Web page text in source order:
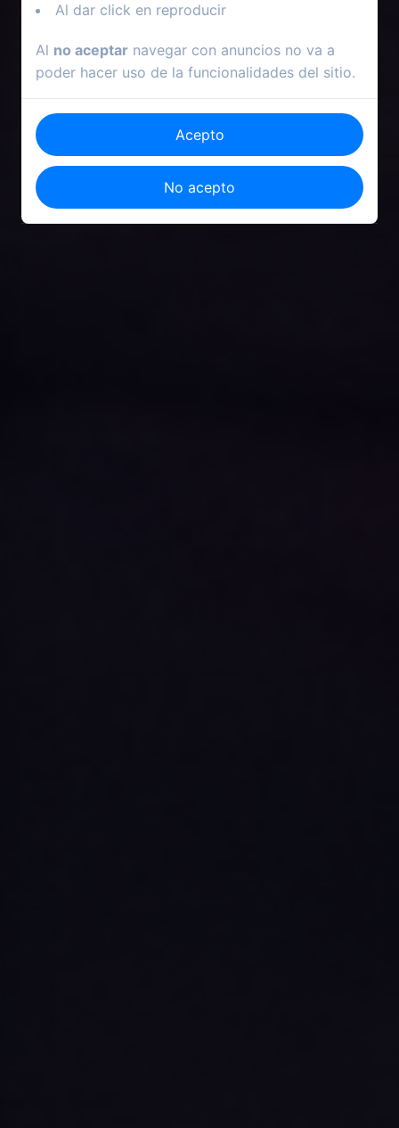
Al dar click en reproducir
Al no aceptar navegar con anuncios no va a
poder hacer uso de la funcionalidades del sitio.
Acepto
No acepto